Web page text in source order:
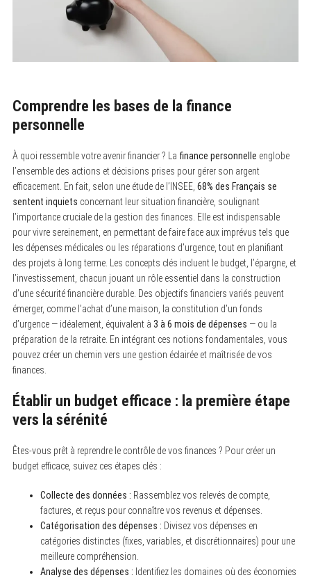
Comprendre les bases de la finance
personnelle
À quoi ressemble votre avenir financier ? La finance personnelle englobe
l’ensemble des actions et décisions prises pour gérer son argent
efficacement. En fait, selon une étude de l’INSEE, 68% des Français se
sentent inquiets concernant leur situation financière, soulignant
l’importance cruciale de la gestion des finances. Elle est indispensable
pour vivre sereinement, en permettant de faire face aux imprévus tels que
les dépenses médicales ou les réparations d’urgence, tout en planifiant
des projets à long terme. Les concepts clés incluent le budget, l’épargne, et
l’investissement, chacun jouant un rôle essentiel dans la construction
d’une sécurité financière durable. Des objectifs financiers variés peuvent
émerger, comme l’achat d’une maison, la constitution d’un fonds
d’urgence — idéalement, équivalent à 3 à 6 mois de dépenses — ou la
préparation de la retraite. En intégrant ces notions fondamentales, vous
pouvez créer un chemin vers une gestion éclairée et maîtrisée de vos
finances.
Établir un budget efficace : la première étape
vers la sérénité
Êtes-vous prêt à reprendre le contrôle de vos finances ? Pour créer un
budget efficace, suivez ces étapes clés :
Collecte des données : Rassemblez vos relevés de compte,
factures, et reçus pour connaître vos revenus et dépenses.
Catégorisation des dépenses : Divisez vos dépenses en
catégories distinctes (fixes, variables, et discrétionnaires) pour une
meilleure compréhension.
Analyse des dépenses : Identifiez les domaines où des économies